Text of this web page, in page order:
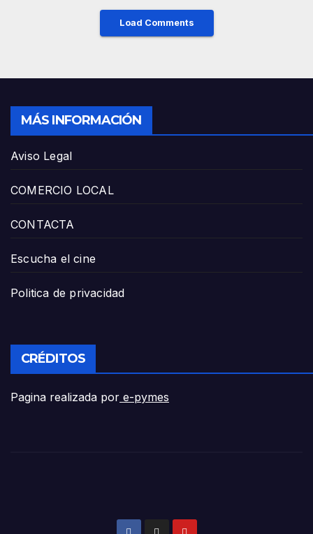
Load Comments
MÁS INFORMACIÓN
Aviso Legal
COMERCIO LOCAL
CONTACTA
Escucha el cine
Politica de privacidad
CRÉDITOS
Pagina realizada por e-pymes